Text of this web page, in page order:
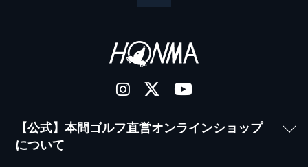
【公式】本間ゴルフ直営オンラインショップ
について